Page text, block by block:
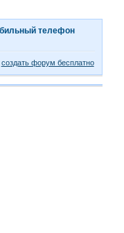
телефон
создать форум бесплатно